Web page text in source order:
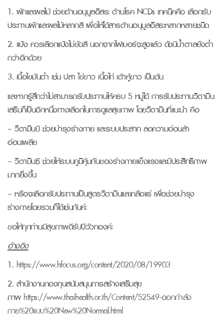
1. ผักและผลไม้ ช่วยต้านอนุมูลอิสระ ต้านโรค NCDs เทคนิคคือ เลือกรับ
ประทานผักและผลไม้หลากสี เพื่อให้ได้สารต้านอนุมูลอิสระหลากหลายชนิด
2. แป้ง ควรเลือกแป้งไม่ขัดสี นอกจากไฟเบอร์จะสูงแล้ว ดัชนีน้ำตาลยังต่ำ
กว่าอีกด้วย
3. เนื้อไขมันต่ำ เช่น ปลา ไข่ขาว เนื้อไก่ เต้าหู้ขาว เป็นต้น
และหากรู้สึกว่าไม่สามารถรับประทานให้ครบ 5 หมู่ได้ การรับประทานวิตามิน
เสริมก็เป็นอีกหนึ่งทางเลือกในการดูแลสุขภาพ โดยวิตามินที่แนะนำ คือ
– วิตามินบี ช่วยบำรุงร่างกาย และระบบประสาท ลดความอ่อนล้า
อ่อนเพลีย
– วิตามินซี ช่วยให้ระบบภูมิคุ้มกันของร่างกายแข็งแรงและมีประสิทธิภาพ
มากยิ่งขึ้น
– หรือจะเลือกรับประทานเป็นสูตรวิตามินและเกลือแร่ เพื่อช่วยบำรุง
ร่างกายโดยรวมก็ได้เช่นกันค่ะ
ขอให้ทุกท่านมีสุขภาพดีรับปีวัวทองค่ะ
อ้างอิง
1. https://www.hfocus.org/content/2020/08/19903
2. สำนักงานกองทุนสนับสนุนการสร้างเสริมสุข
ภาพ https://www.thaihealth.or.th/Content/52549-ออกกำลัง
กาย%20แบบ%20New%20Normal.html